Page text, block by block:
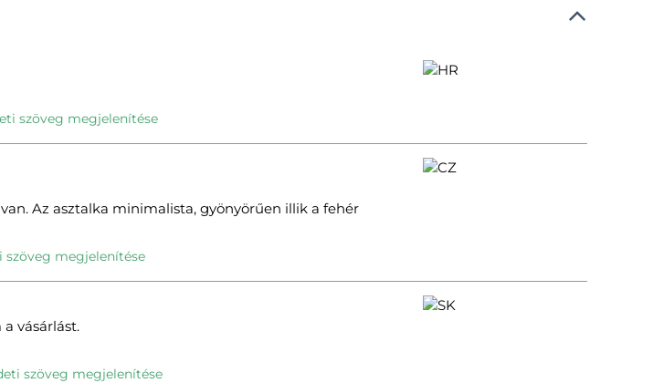
szöveg megjelenítése
Az asztalka minimalista, gyönyörűen illik a fehér
szöveg megjelenítése
vásárlást.
szöveg megjelenítése